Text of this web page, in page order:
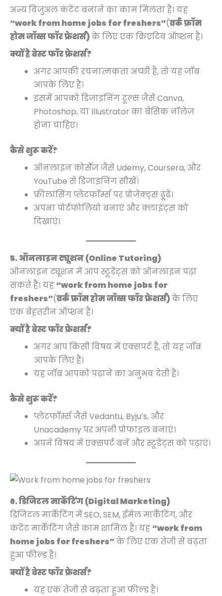
अन्य विजुअल कंटेंट बनाने का काम मिलता है। यह
“work from home jobs for freshers”(वर्क फ्रॉम
होम जॉब्स फॉर फ्रेशर्स)के लिए एक क्रिएटिव ऑप्शन है।
क्यों है बेस्ट फॉर फ्रेशर्स?
अगर आपकी रचनात्मकता अच्छी है, तो यह जॉब
आपके लिए है।
इसमें आपको डिजाइनिंग टूल्स जैसे Canva,
Photoshop, या Illustrator का बेसिक नॉलेज
होना चाहिए।
कैसे शुरू करें?
ऑनलाइन कोर्सेज जैसे Udemy, Coursera, और
YouTube से डिजाइनिंग सीखें।
फ्रीलांसिंग प्लेटफॉर्म्स पर प्रोजेक्ट्स ढूंढें।
अपना पोर्टफोलियो बनाएं और क्लाइंट्स को
दिखाएं।
5. ऑनलाइन ट्यूशन (Online Tutoring)
ऑनलाइन ट्यूशन में आप स्टूडेंट्स को ऑनलाइन पढ़ा
सकते हैं। यह “work from home jobs for
freshers”(वर्क फ्रॉम होम जॉब्स फॉर फ्रेशर्स)के लिए
एक बेहतरीन ऑप्शन है।
क्यों है बेस्ट फॉर फ्रेशर्स?
अगर आप किसी विषय में एक्सपर्ट हैं, तो यह जॉब
आपके लिए है।
यह जॉब आपको पढ़ाने का अनुभव देती है।
कैसे शुरू करें?
प्लेटफॉर्म्स जैसे Vedantu, Byju’s, और
Unacademy पर अपनी प्रोफाइल बनाएं।
अपने विषय में एक्सपर्ट बनें और स्टूडेंट्स को पढ़ाएं।
6. डिजिटल मार्केटिंग (Digital Marketing)
डिजिटल मार्केटिंग में SEO, SEM, ईमेल मार्केटिंग, और
कंटेंट मार्केटिंग जैसे काम शामिल हैं। यह “work from
home jobs for freshers”के लिए एक तेजी से बढ़ता
हुआ फील्ड है।
क्यों है बेस्ट फॉर फ्रेशर्स?
यह एक तेजी से बढ़ता हुआ फील्ड है।